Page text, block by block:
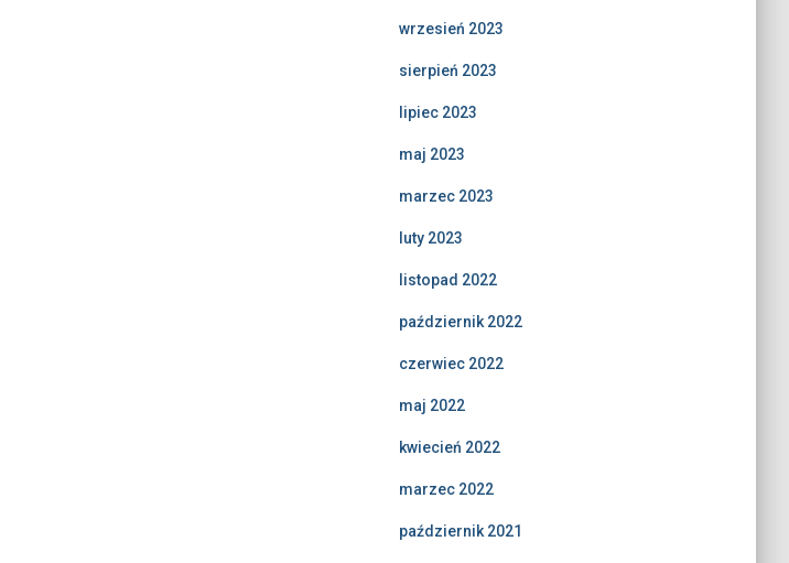
wrzesień 2023
sierpień 2023
lipiec 2023
maj 2023
marzec 2023
luty 2023
listopad 2022
październik 2022
czerwiec 2022
maj 2022
kwiecień 2022
marzec 2022
październik 2021